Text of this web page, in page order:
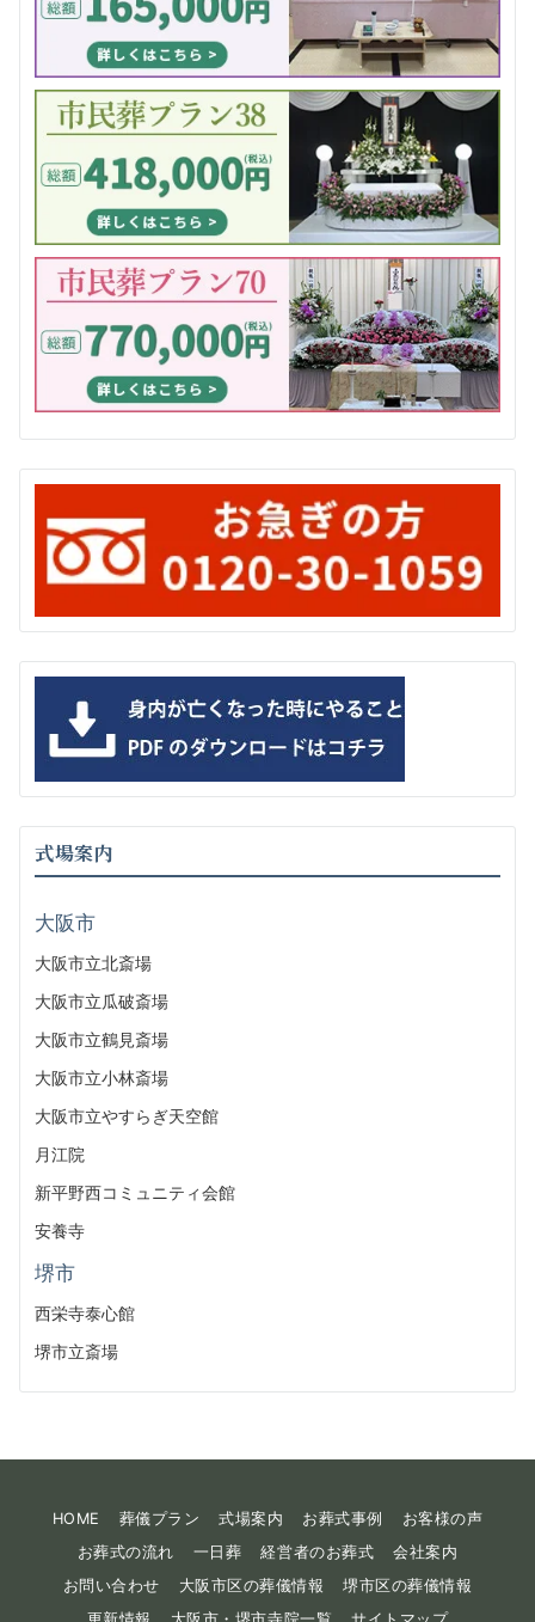
式場案内
大阪市
大阪市立北斎場
大阪市立瓜破斎場
大阪市立鶴見斎場
大阪市立小林斎場
大阪市立やすらぎ天空館
月江院
新平野西コミュニティ会館
安養寺
堺市
西栄寺泰心館
堺市立斎場
HOME 葬儀プラン 式場案内 お葬式事例
お客様の声
お葬式の流れ
一日葬 経営者のお葬式
会社案内
お問い合わせ
大阪市区の葬儀情報
堺市区の葬儀情報